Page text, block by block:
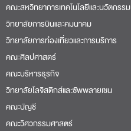
คณะสหวิทยาการเทคโนโลยีและนวัตกรรม
วิทยาลัยการบินและคมนาคม
วิทยาลัยการท่องเที่ยวและการบริการ
คณะศิลปศาสตร์
คณะบริหารธุรกิจ
วิทยาลัยโลจิสติกส์และซัพพลายเชน
คณะบัญชี
คณะวิศวกรรมศาสตร์